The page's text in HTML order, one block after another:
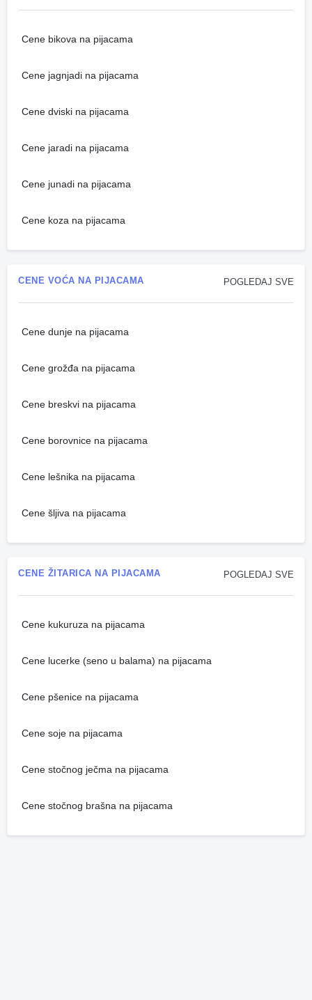
Cene bikova na pijacama
Cene jagnjadi na pijacama
Cene dviski na pijacama
Cene jaradi na pijacama
Cene junadi na pijacama
Cene koza na pijacama
POGLEDAJ SVE
CENE VOĆA NA PIJACAMA
Cene dunje na pijacama
Cene grožđa na pijacama
Cene breskvi na pijacama
Cene borovnice na pijacama
Cene lešnika na pijacama
Cene šljiva na pijacama
POGLEDAJ SVE
CENE ŽITARICA NA PIJACAMA
Cene kukuruza na pijacama
Cene lucerke (seno u balama) na pijacama
Cene pšenice na pijacama
Cene soje na pijacama
Cene stočnog ječma na pijacama
Cene stočnog brašna na pijacama